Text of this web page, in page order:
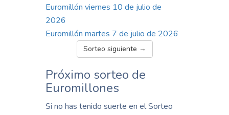
Euromillón viernes 10 de julio de
2026
Euromillón martes 7 de julio de 2026
Sorteo siguiente →
Próximo sorteo de
Euromillones
Si no has tenido suerte en el Sorteo